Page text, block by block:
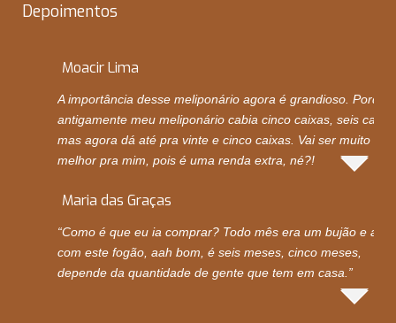
Depoimentos
Moacir Lima
A importância desse meliponário agora é grandioso. Porque
antigamente meu meliponário cabia cinco caixas, seis
mas agora dá até pra vinte e cinco caixas. Vai ser muito
melhor pra mim, pois é uma renda extra, né?!
Maria das Graças
“Como é que eu ia comprar? Todo mês era um bujão e
com este fogão, aah bom, é seis meses, cinco meses,
depende da quantidade de gente que tem em casa.”